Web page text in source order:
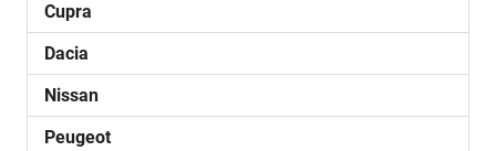
Cupra
Dacia
Nissan
Peugeot